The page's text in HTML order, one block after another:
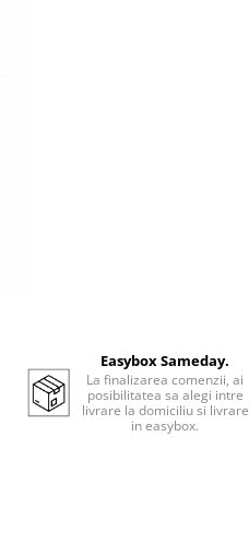
Easybox Sameday.
La finalizarea comenzii, ai
posibilitatea sa alegi intre
livrare la domiciliu si livrare
in easybox.